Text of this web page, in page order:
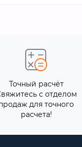
Точный расчёт
с отделом
для точного
расчета!